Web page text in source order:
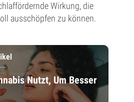
Wirkung, die
ausschöpfen zu können.
Nutzt, Um Besser